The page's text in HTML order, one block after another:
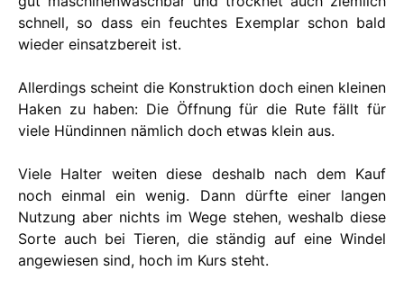
schnell, so dass ein feuchtes Exemplar schon bald
wieder einsatzbereit ist.
Allerdings scheint die Konstruktion doch einen kleinen
Haken zu haben: Die Öffnung für die Rute fällt für
viele Hündinnen nämlich doch etwas klein aus.
Viele Halter weiten diese deshalb nach dem Kauf
noch einmal ein wenig. Dann dürfte einer langen
Nutzung aber nichts im Wege stehen, weshalb diese
Sorte auch bei Tieren, die ständig auf eine Windel
angewiesen sind, hoch im Kurs steht.